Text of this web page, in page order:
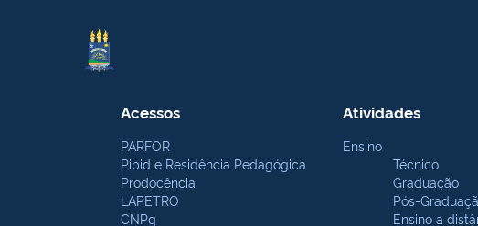
Acessos
PARFOR
Pibid e Residência Pedagógica
Prodocência
LAPETRO
CNPq
Atividades
Ensino
Técnico
Graduação
Pós-
Ensino a